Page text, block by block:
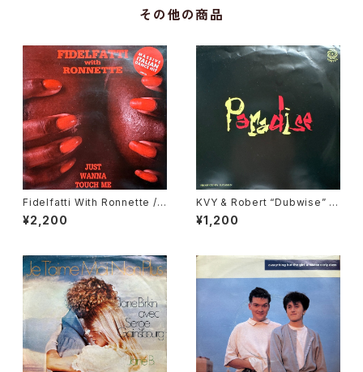
その他の商品
Fidelfatti With Ronnette / J
ust Wanna Touch Me
¥2,200
KVY & Robert “Dubwise” Br
owne / Paradise / Dub Par
adise
¥1,200